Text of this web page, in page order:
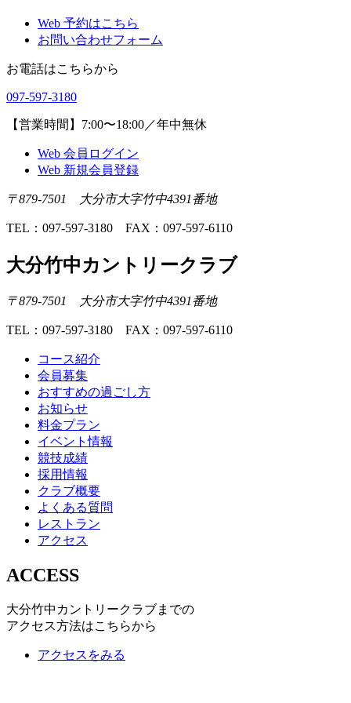
Web 予約はこちら
お問い合わせフォーム
お電話はこちらから
097-597-3180
【営業時間】7:00〜18:00／年中無休
Web 会員ログイン
Web 新規会員登録
〒879-7501 大分市大字竹中4391番地
TEL：097-597-3180 FAX：097-597-6110
大分竹中カントリークラブ
〒879-7501 大分市大字竹中4391番地
TEL：097-597-3180 FAX：097-597-6110
コース紹介
会員募集
おすすめの過ごし方
お知らせ
料金プラン
イベント情報
競技成績
採用情報
クラブ概要
よくある質問
レストラン
アクセス
ACCESS
大分竹中カントリークラブまでの
アクセス方法はこちらから
アクセスをみる